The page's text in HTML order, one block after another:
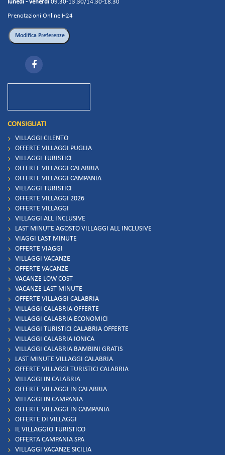
lunedì - venerdì 09.30-13.30/14.30-18.30
Prenotazioni Online H24
CONSIGLIATI
VILLAGGI CILENTO
OFFERTE VILLAGGI PUGLIA
VILLAGGI TURISTICI
OFFERTE VILLAGGI CALABRIA
OFFERTE VILLAGGI CAMPANIA
VILLAGGI TURISTICI
OFFERTE VILLAGGI 2026
OFFERTE VILLAGGI
VILLAGGI ALL INCLUSIVE
LAST MINUTE AGOSTO VILLAGGI ALL INCLUSIVE
VIAGGI LAST MINUTE
OFFERTE VIAGGI
VILLAGGI VACANZE
OFFERTE VACANZE
VACANZE LOW COST
VACANZE LAST MINUTE
OFFERTE VILLAGGI CALABRIA
VILLAGGI CALABRIA OFFERTE
VILLAGGI CALABRIA ECONOMICI
VILLAGGI TURISTICI CALABRIA OFFERTE
VILLAGGI CALABRIA IONICA
VILLAGGI CALABRIA BAMBINI GRATIS
LAST MINUTE VILLAGGI CALABRIA
OFFERTE VILLAGGI TURISTICI CALABRIA
VILLAGGI IN CALABRIA
OFFERTE VILLAGGI IN CALABRIA
VILLAGGI IN CAMPANIA
OFFERTE VILLAGGI IN CAMPANIA
OFFERTE DI VILLAGGI
IL VILLAGGIO TURISTICO
OFFERTA CAMPANIA SPA
VILLAGGI VACANZE SICILIA